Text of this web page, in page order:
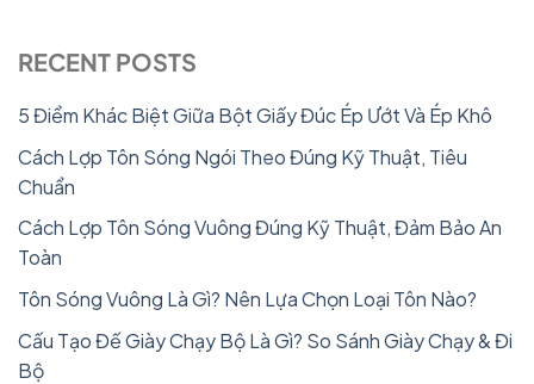
RECENT POSTS
5 Điểm Khác Biệt Giữa Bột Giấy Đúc Ép Ướt Và Ép Khô
Cách Lợp Tôn Sóng Ngói Theo Đúng Kỹ Thuật, Tiêu
Chuẩn
Cách Lợp Tôn Sóng Vuông Đúng Kỹ Thuật, Đảm Bảo An
Toàn
Tôn Sóng Vuông Là Gì? Nên Lựa Chọn Loại Tôn Nào?
Cấu Tạo Đế Giày Chạy Bộ Là Gì? So Sánh Giày Chạy & Đi
Bộ